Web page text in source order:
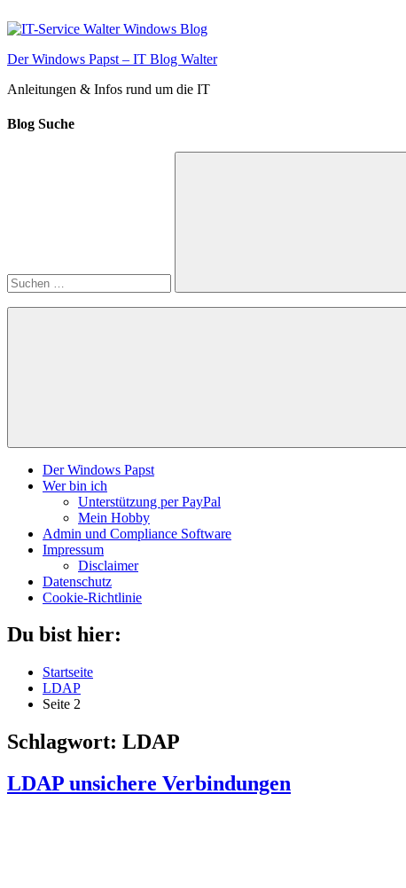
Inhalt
Der Windows Papst – IT Blog Walter
Anleitungen & Infos rund um die IT
Blog Suche
Suchen
Der Windows Papst
Wer bin ich
Unterstützung per PayPal
Mein Hobby
Admin und Compliance Software
Impressum
Disclaimer
Datenschutz
Cookie-Richtlinie
Du bist hier:
Startseite
LDAP
Seite 2
Schlagwort: LDAP
LDAP unsichere Verbindungen